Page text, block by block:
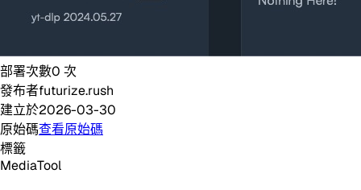
部署次數0 次
發布者futurize.rush
建立於2026-03-30
原始碼查看原始碼
標籤
MediaTool